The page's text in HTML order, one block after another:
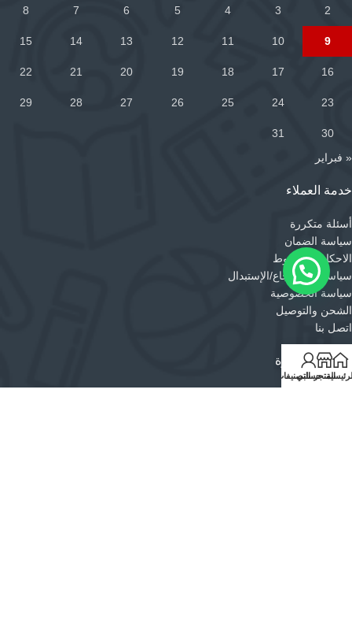
2
3
4
5
6
7
8
9
10
11
12
13
14
15
16
17
18
19
20
21
22
23
24
25
26
27
28
29
30
31
« فبراير
خدمة العملاء
أسئلة متكررة
سياسة الضمان
الاحكام والشروط
سياسة الإسترجاع/الإستبدال
سياسة الخصوصية
الشحن والتوصيل
اتصل بنا
منتجات مختارة
المتجرحسابيالتصنيفات